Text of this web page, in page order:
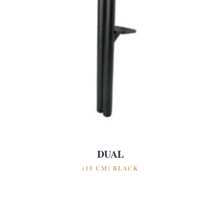
DUAL
(15 CM) BLACK